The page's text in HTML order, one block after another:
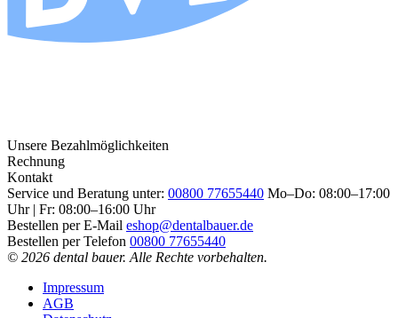
Unsere Bezahlmöglichkeiten
Rechnung
Kontakt
Service und Beratung unter: 00800 77655440 Mo–Do: 08:00–17:00
Uhr | Fr: 08:00–16:00 Uhr
Bestellen per E-Mail eshop@dentalbauer.de
Bestellen per Telefon 00800 77655440
© 2026 dental bauer. Alle Rechte vorbehalten.
Impressum
AGB